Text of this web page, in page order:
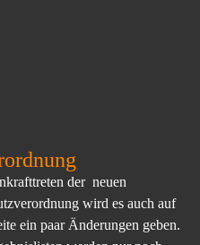
der neuen
wird es auch auf
ein paar Änderungen geben.